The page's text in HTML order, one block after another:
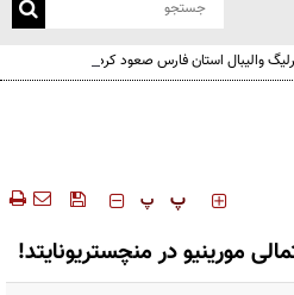
والیبال استان فارس صعود کرد
‍‍‍ پ پ
مورینیو در منچستریونایتد!